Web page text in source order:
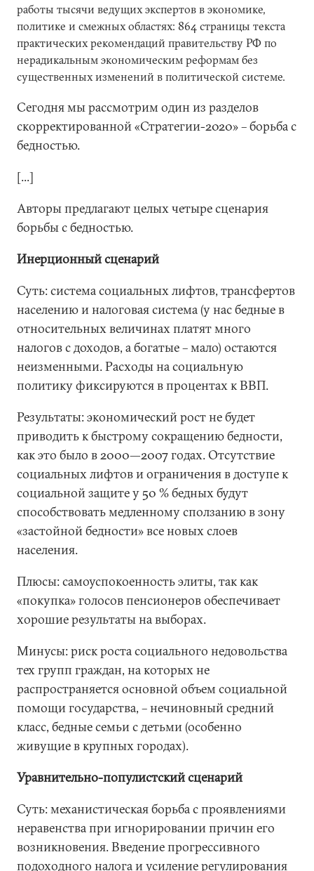
работы тысячи ведущих экспертов в экономике,
политике и смежных областях: 864 страницы текста
практических рекомендаций правительству РФ по
нерадикальным экономическим реформам без
существенных изменений в политической системе.
Сегодня мы рассмотрим один из разделов
скорректированной «Стратегии-2020» – борьба с
бедностью.
[...]
Авторы предлагают целых четыре сценария
борьбы с бедностью.
Инерционный сценарий
Суть: система социальных лифтов, трансфертов
населению и налоговая система (у нас бедные в
относительных величинах платят много
налогов с доходов, а богатые – мало) остаются
неизменными. Расходы на социальную
политику фиксируются в процентах к ВВП.
Результаты: экономический рост не будет
приводить к быстрому сокращению бедности,
как это было в 2000—2007 годах. Отсутствие
социальных лифтов и ограничения в доступе к
социальной защите у 50 % бедных будут
способствовать медленному сползанию в зону
«застойной бедности» все новых слоев
населения.
Плюсы: самоуспокоенность элиты, так как
«покупка» голосов пенсионеров обеспечивает
хорошие результаты на выборах.
Минусы: риск роста социального недовольства
тех групп граждан, на которых не
распространяется основной объем социальной
помощи государства, – нечиновный средний
класс, бедные семьи с детьми (особенно
живущие в крупных городах).
Уравнительно-популистский сценарий
Суть: механистическая борьба с проявлениями
неравенства при игнорировании причин его
возникновения. Введение прогрессивного
подоходного налога и усиление регулирования